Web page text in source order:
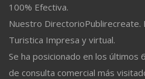
100% Efectiva.
Nuestro DirectorioPublirecreate.
Turistica Impresa y virtual.
Se ha posicionado en los últimos
de consulta comercial más